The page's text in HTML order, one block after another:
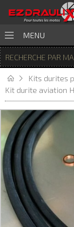
MENU
Kits durites
Kit durite aviation